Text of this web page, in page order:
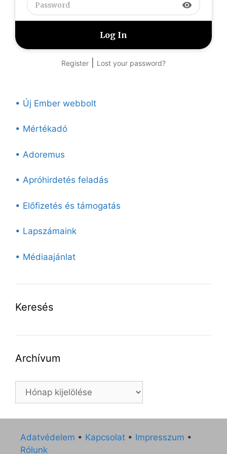
visibility
Register Lost your password?
• Új Ember webbolt
• Mértékadó
• Adoremus
• Apróhirdetés feladás
• Előfizetés és támogatás
• Lapszámaink
• Médiaajánlat
Keresés
Archívum
Archívum
Adatvédelem • Kapcsolat • Impresszum •
Rólunk